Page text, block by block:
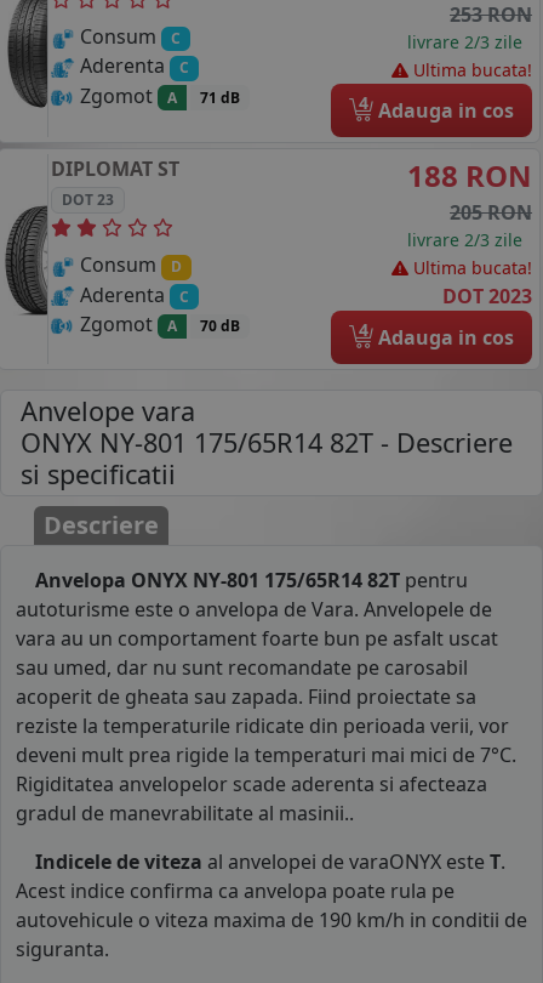
Consum C
Aderenta C
Zgomot A 71 dB
253 RON
livrare 2/3 zile
Ultima bucata!
4 Adauga in cos
DIPLOMAT ST
DOT 23
Consum D
Aderenta C
Zgomot A 70 dB
188 RON
205 RON
livrare 2/3 zile
Ultima bucata!
DOT 2023
4 Adauga in cos
Anvelope vara
ONYX NY-801 175/65R14 82T - Descriere
si specificatii
Descriere
Anvelopa ONYX NY-801 175/65R14 82T pentru
autoturisme este o anvelopa de Vara. Anvelopele de
vara au un comportament foarte bun pe asfalt uscat
sau umed, dar nu sunt recomandate pe carosabil
acoperit de gheata sau zapada. Fiind proiectate sa
reziste la temperaturile ridicate din perioada verii, vor
deveni mult prea rigide la temperaturi mai mici de 7°C.
Rigiditatea anvelopelor scade aderenta si afecteaza
gradul de manevrabilitate al masinii..
Indicele de viteza al anvelopei de varaONYX este T.
Acest indice confirma ca anvelopa poate rula pe
autovehicule o viteza maxima de 190 km/h in conditii de
siguranta.